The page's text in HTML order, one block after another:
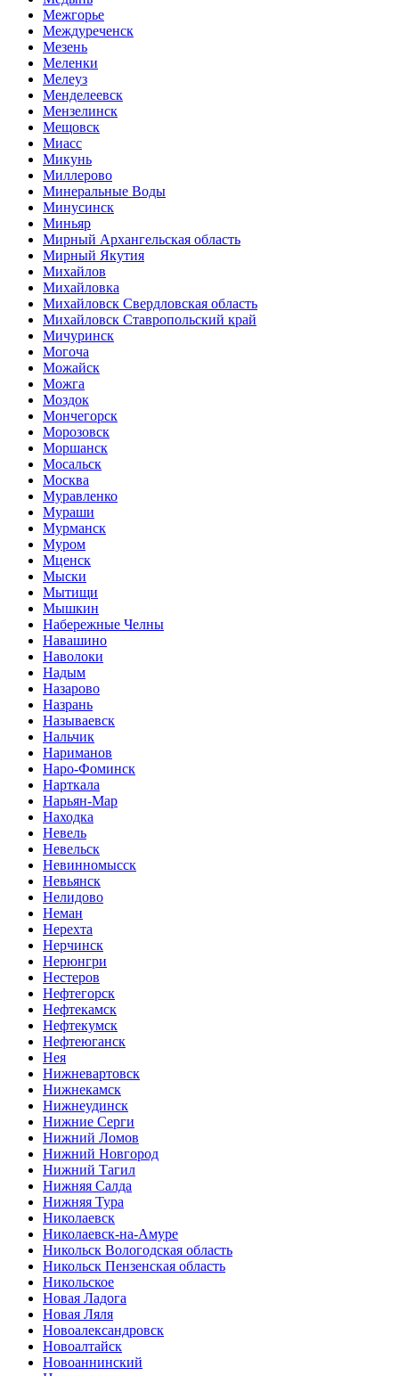
Межгорье
Междуреченск
Мезень
Меленки
Мелеуз
Менделеевск
Мензелинск
Мещовск
Миасс
Микунь
Миллерово
Минеральные Воды
Минусинск
Миньяр
Мирный Архангельская область
Мирный Якутия
Михайлов
Михайловка
Михайловск Свердловская область
Михайловск Ставропольский край
Мичуринск
Могоча
Можайск
Можга
Моздок
Мончегорск
Морозовск
Моршанск
Мосальск
Москва
Муравленко
Мураши
Мурманск
Муром
Мценск
Мыски
Мытищи
Мышкин
Набережные Челны
Навашино
Наволоки
Надым
Назарово
Назрань
Называевск
Нальчик
Нариманов
Наро-Фоминск
Нарткала
Нарьян-Мар
Находка
Невель
Невельск
Невинномысск
Невьянск
Нелидово
Неман
Нерехта
Нерчинск
Нерюнгри
Нестеров
Нефтегорск
Нефтекамск
Нефтекумск
Нефтеюганск
Нея
Нижневартовск
Нижнекамск
Нижнеудинск
Нижние Серги
Нижний Ломов
Нижний Новгород
Нижний Тагил
Нижняя Салда
Нижняя Тура
Николаевск
Николаевск-на-Амуре
Никольск Вологодская область
Никольск Пензенская область
Никольское
Новая Ладога
Новая Ляля
Новоалександровск
Новоалтайск
Новоаннинский